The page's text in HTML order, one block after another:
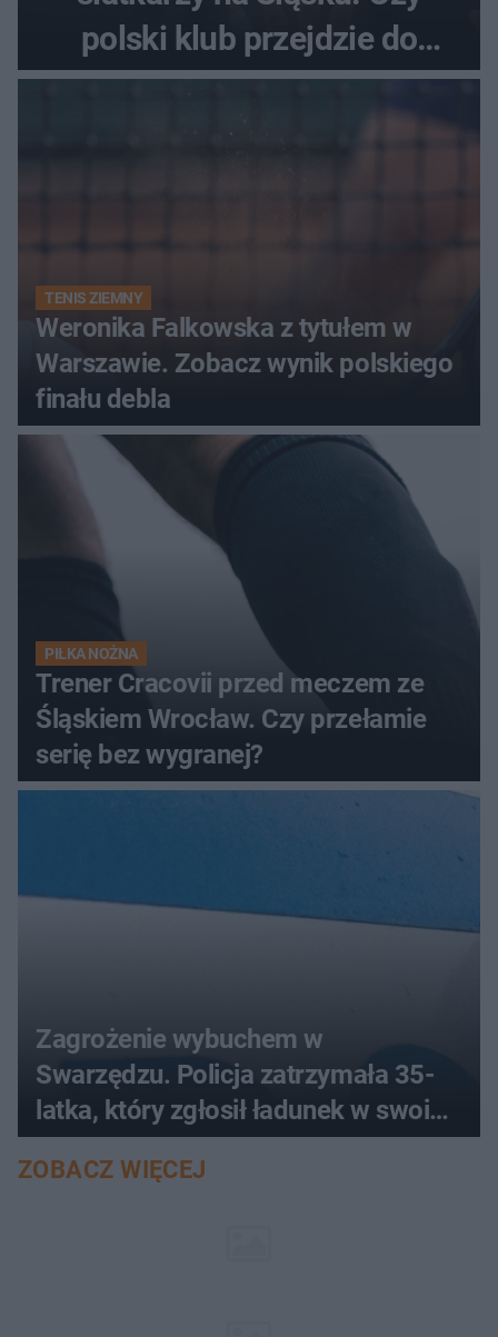
polski klub przejdzie do
historii
TENIS ZIEMNY
Weronika Falkowska z tytułem w
Warszawie. Zobacz wynik polskiego
finału debla
PIŁKA NOŻNA
Trener Cracovii przed meczem ze
Śląskiem Wrocław. Czy przełamie
serię bez wygranej?
Zagrożenie wybuchem w
Swarzędzu. Policja zatrzymała 35-
latka, który zgłosił ładunek w swoim
aucie
ZOBACZ WIĘCEJ